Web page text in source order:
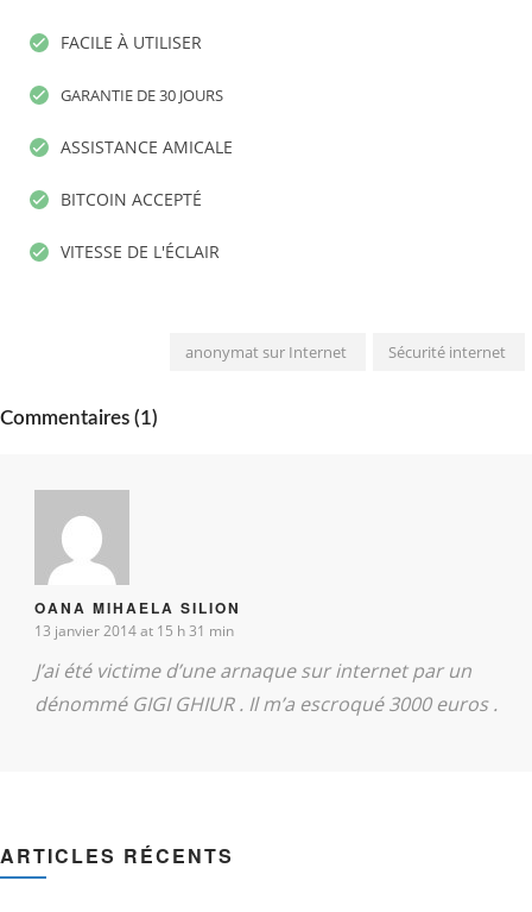
FACILE À UTILISER
GARANTIE DE 30 JOURS
ASSISTANCE AMICALE
BITCOIN ACCEPTÉ
VITESSE DE L'ÉCLAIR
anonymat sur Internet Sécurité internet
Commentaires (1)
OANA MIHAELA SILION
13 janvier 2014 at 15 h 31 min
J’ai été victime d’une arnaque sur internet par un
dénommé GIGI GHIUR . Il m’a escroqué 3000 euros .
ARTICLES RÉCENTS